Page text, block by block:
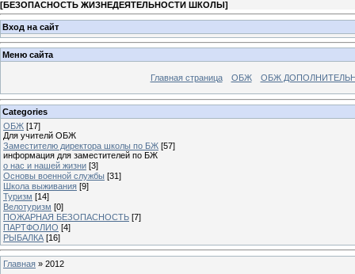
[БЕЗОПАСНОСТЬ ЖИЗНЕДЕЯТЕЛЬНОСТИ ШКОЛЫ]
Вход на сайт
Меню сайта
Главная страница ОБЖ ОБЖ
Categories
ОБЖ [17]
Для учителй ОБЖ
Заместителю директора школы по БЖ [57]
информация для заместителей по БЖ
о нас и нашей жизни [3]
Основы военной службы [31]
Школа выживания [9]
Туризм [14]
Велотуризм [0]
ПОЖАРНАЯ БЕЗОПАСНОСТЬ [7]
ПАРТФОЛИО [4]
РЫБАЛКА [16]
Главная » 2012